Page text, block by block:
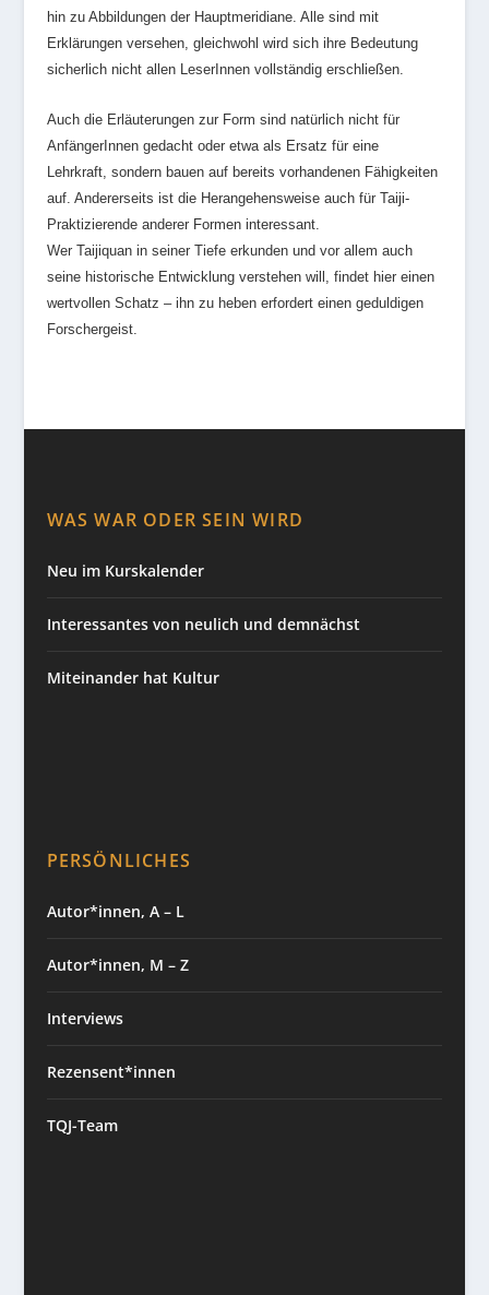
hin zu Abbildungen der Hauptmeridiane. Alle sind mit
Erklärungen versehen, gleichwohl wird sich ihre Bedeutung
sicherlich nicht allen LeserInnen vollständig erschließen.
Auch die Erläuterungen zur Form sind natürlich nicht für
AnfängerInnen gedacht oder etwa als Ersatz für eine
Lehrkraft, sondern bauen auf bereits vorhandenen Fähigkeiten
auf. Andererseits ist die Herangehensweise auch für Taiji-
Praktizierende anderer Formen interessant.
Wer Taijiquan in seiner Tiefe erkunden und vor allem auch
seine historische Entwicklung verstehen will, findet hier einen
wertvollen Schatz – ihn zu heben erfordert einen geduldigen
Forschergeist.
WAS WAR ODER SEIN WIRD
Neu im Kurskalender
Interessantes von neulich und demnächst
Miteinander hat Kultur
PERSÖNLICHES
Autor*innen, A – L
Autor*innen, M – Z
Interviews
Rezensent*innen
TQJ-Team